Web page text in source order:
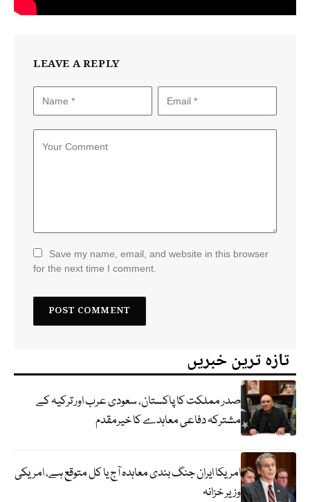
LEAVE A REPLY
Save my name, email, and website in this browser
for the next time I comment.
تازہ ترین خبریں
صدر مملکت کا پاکستان، سعودی عرب اور ترکیہ کے
مشترکہ دفاعی معاہدے کا خیرمقدم
امریکا ایران جنگ بندی معاہدہ آج یا کل متوقع ہے، امریکی
وزیر خزانہ